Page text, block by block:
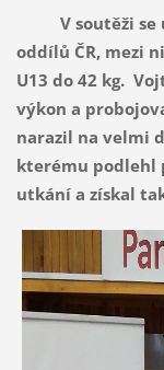
V soutěži se
oddílů ČR, mezi
U13 do 42 kg.
výkon a
narazil na velmi
kterému podlehl
utkání a získal